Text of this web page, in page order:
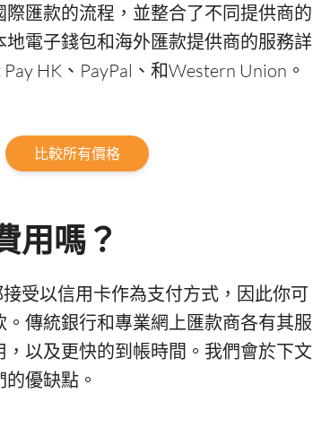
匯款的流程，並整合了不同提供商的
電子錢包和海外匯款提供商的服務詳
HK、PayPal、和Western Union。
比較所有價格
用嗎？
受以信用卡作為支付方式，因此你可
傳統銀行和專業網上匯款商各有其服
以及更快的到帳時間。我們會於下文
優缺點。